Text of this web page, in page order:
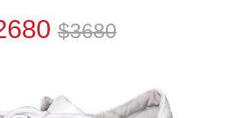
$3680